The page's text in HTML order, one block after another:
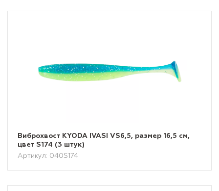
Виброхвост KYODA IVASI VS6,5, размер 16,5 см,
цвет S174 (3 штук)
Артикул: 040S174